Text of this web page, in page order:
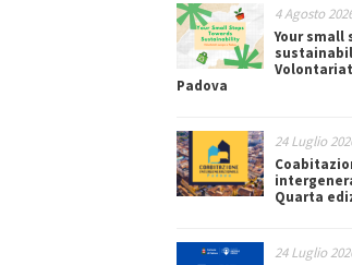
4 Agosto
Your small
Padova
24 Luglio
Quarta
24 Luglio